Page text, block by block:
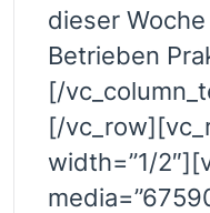
dieser
Betrieben
[/
[/
width=”1/